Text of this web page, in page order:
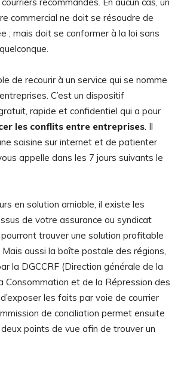
recommandés. En aucun cas, un
commercial ne doit se résoudre de
; mais doit se conformer à la loi sans
de recourir à un service qui se nomme
C’est un dispositif
rapide et confidentiel qui a pour
les conflits entre entreprises. Il
saisine sur internet et de patienter
appelle dans les 7 jours suivants le
en solution amiable, il existe les
de votre assurance ou syndicat
trouver une solution profitable
aussi la boîte postale des régions,
la DGCCRF (Direction générale de la
Consommation et de la Répression des
les faits par voie de courrier
de conciliation permet ensuite
points de vue afin de trouver un